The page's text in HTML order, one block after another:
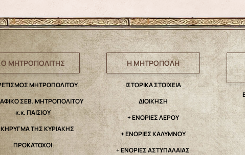
Ο ΜΗΤΡΟΠΟΛΙΤΗΣ
ΜΗΤΡΟΠΟΛΙΤΟΥ
ΣΕΒ. ΜΗΤΡΟΠΟΛΙΤΟΥ
κ.κ. ΠΑΙΣΙΟΥ
ΤΗΣ ΚΥΡΙΑΚΗΣ
ΠΡΟΚΑΤΟΧΟΙ
Η ΜΗΤΡΟΠΟΛΗ
IΣΤΟΡΙΚΑ ΣΤΟΙΧΕΙΑ
ΔΙΟΙΚΗΣΗ
+ ΕΝΟΡΙΕΣ ΛΕΡΟΥ
+ ΕΝΟΡΙΕΣ ΚΑΛΥΜΝΟΥ
+ ΕΝΟΡΙΕΣ ΑΣΤΥΠΑΛΑΙΑΣ